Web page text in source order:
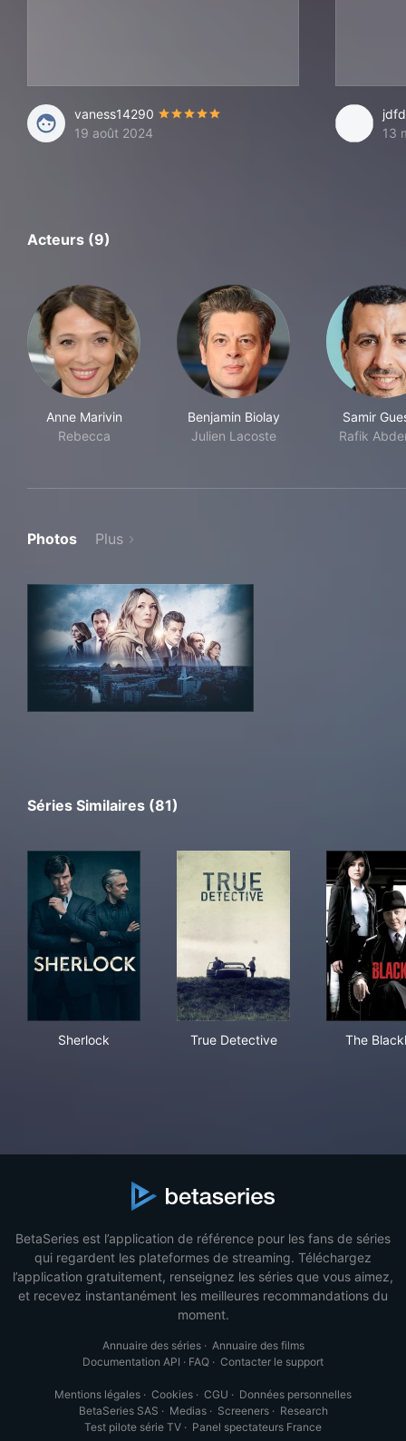
vaness14290
19 août 2024
13
Acteurs (9)
Anne Marivin
Rebecca
Benjamin Biolay
Julien Lacoste
Samir
Rafik
Photos Plus
Séries Similaires (81)
Sherlock True Detective The
BetaSeries est l’application de référence pour les fans de séries
qui regardent les plateformes de streaming. Téléchargez
l’application gratuitement, renseignez les séries que vous aimez,
et recevez instantanément les meilleures recommandations du
moment.
Annuaire des séries· Annuaire des films
Documentation API · FAQ · Contacter le support
Mentions légales · Cookies · CGU · Données personnelles
BetaSeries SAS · Medias· Screeners· Research
Test pilote série TV · Panel spectateurs France